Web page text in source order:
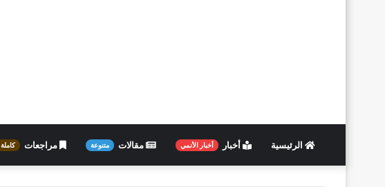
الرئيسية أخبار أخبار الأنمي مقالات متنوعة مراجعات كاملة